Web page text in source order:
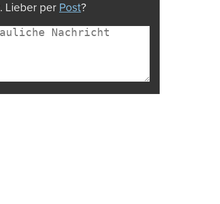
. Lieber per Post?